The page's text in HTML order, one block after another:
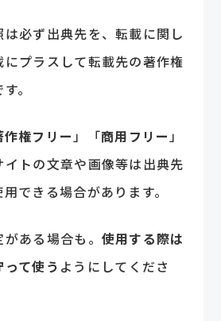
必ず出典先を、転載に関し
プラスして転載先の著作権
。
作権フリー 」「商用フリー 」
イトの文章や画像等は出典先
できる場合があります。
ある場合も。 使用する際は
て使う ようにしてくださ